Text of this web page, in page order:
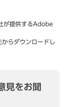
が提供するAdobe
らダウンロードし
見をお聞